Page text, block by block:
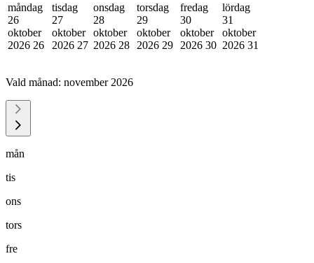
måndag
26
oktober
2026 26
tisdag
27
oktober
2026 27
onsdag
28
oktober
2026 28
torsdag
29
oktober
2026 29
fredag
30
oktober
2026 30
lördag
31
oktober
2026 31
Vald månad: november 2026
mån
tis
ons
tors
fre